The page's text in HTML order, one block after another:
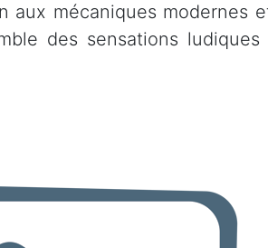
aux mécaniques modernes
des sensations ludiques